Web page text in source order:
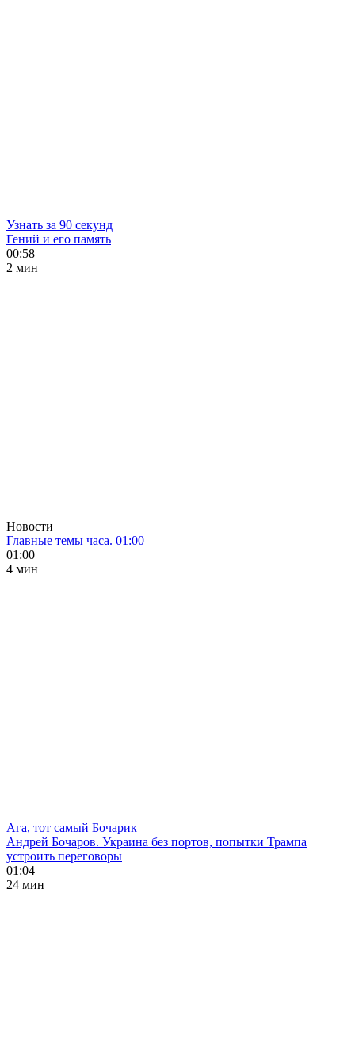
Узнать за 90 секунд
Гений и его память
00:58
2 мин
Новости
Главные темы часа. 01:00
01:00
4 мин
Ага, тот самый Бочарик
Андрей Бочаров. Украина без портов, попытки Трампа
устроить переговоры
01:04
24 мин